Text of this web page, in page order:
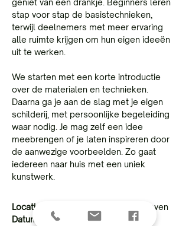
stap voor stap de basistechnieken,
terwijl deelnemers met meer ervaring
alle ruimte krijgen om hun eigen ideeën
uit te werken.
We starten met een korte introductie
over de materialen en technieken.
Daarna ga je aan de slag met je eigen
schilderij, met persoonlijke begeleiding
waar nodig. Je mag zelf een idee
meebrengen of je laten inspireren door
de aanwezige voorbeelden. Zo gaat
iedereen naar huis met een uniek
kunstwerk.
Locatie:
Kneuterweg 2, 3520 Zonhoven
Datum:
Donderdag  13 mei